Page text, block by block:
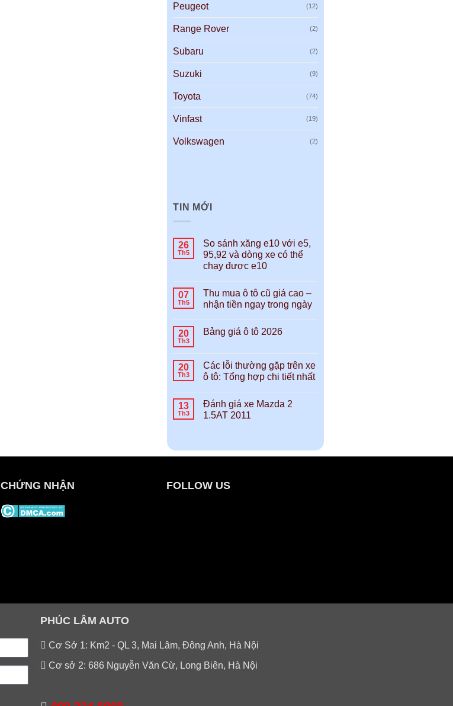
Peugeot (12)
Range Rover (2)
Subaru (2)
Suzuki (9)
Toyota (74)
Vinfast (19)
Volkswagen (2)
TIN MỚI
26
Th5
So sánh xăng e10 với e5,
95,92 và dòng xe có thể
chạy được e10
07
Th5
Thu mua ô tô cũ giá cao –
nhận tiền ngay trong ngày
20
Th3
Bảng giá ô tô 2026
20
Th3
Các lỗi thường gặp trên xe
ô tô: Tổng hợp chi tiết nhất
13
Th3
Đánh giá xe Mazda 2
1.5AT 2011
CHỨNG NHẬN FOLLOW US
PHÚC LÂM AUTO
Cơ Sở 1: Km2 - QL 3, Mai Lâm, Đông Anh, Hà Nội
Cơ sở 2: 686 Nguyễn Văn Cừ, Long Biên, Hà Nội